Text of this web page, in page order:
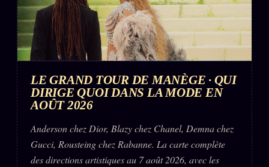
LE GRAND TOUR DE MANÈGE · QUI
DIRIGE QUOI DANS LA MODE EN
AOÛT 2026
Anderson chez Dior, Blazy chez Chanel, Demna chez
Gucci, Rousteing chez Rabanne. La carte complète
des directions artistiques au 7 août 2026, avec les